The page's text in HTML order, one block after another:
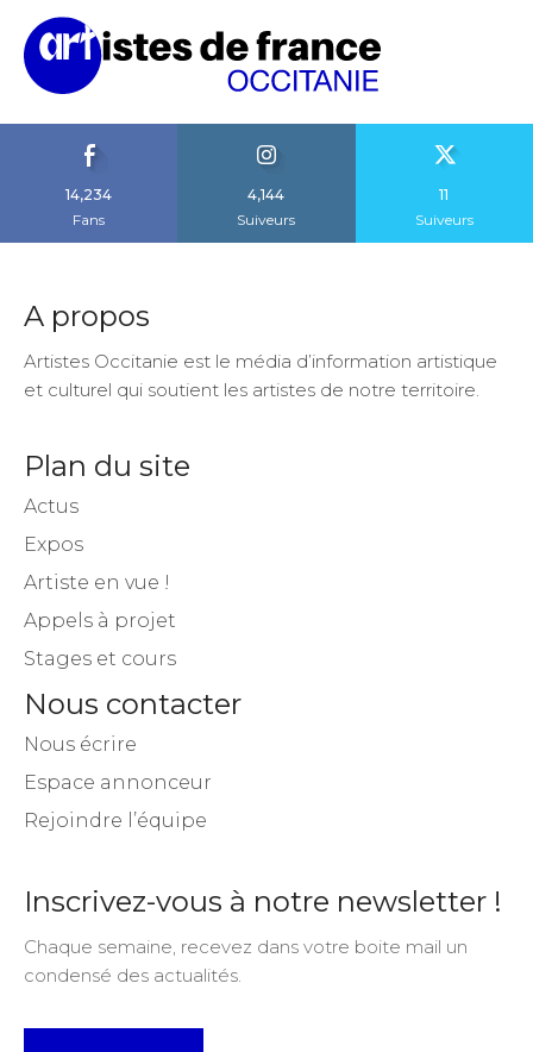
14,234
Fans
4,144
Suiveurs
11
Suiveurs
A propos
Artistes Occitanie est le média d’information artistique
et culturel qui soutient les artistes de notre territoire.
Plan du site
Actus
Expos
Artiste en vue !
Appels à projet
Stages et cours
Nous contacter
Nous écrire
Espace annonceur
Rejoindre l’équipe
Inscrivez-vous à notre newsletter !
Chaque semaine, recevez dans votre boite mail un
condensé des actualités.